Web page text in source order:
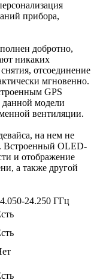
прибора,
добротно,
никаких
отсоединение
мгновенно.
GPS
модели
вентиляции.
на нем не
Встроенный OLED-
и отображение
а также другой
24.250 ГГц